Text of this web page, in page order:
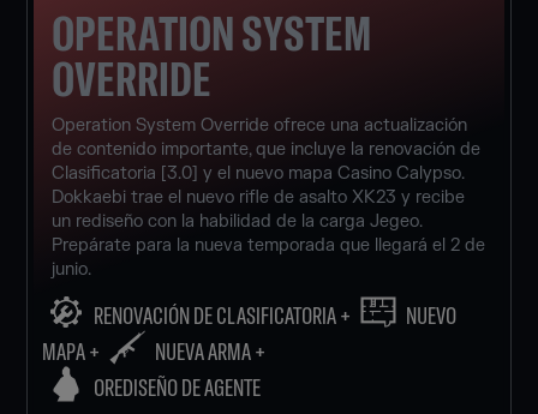
OPERATION SYSTEM
OVERRIDE
Operation System Override ofrece una actualización
de contenido importante, que incluye la renovación de
Clasificatoria [3.0] y el nuevo mapa Casino Calypso.
Dokkaebi trae el nuevo rifle de asalto XK23 y recibe
un rediseño con la habilidad de la carga Jegeo.
Prepárate para la nueva temporada que llegará el 2 de
junio.
RENOVACIÓN DE CLASIFICATORIA +
NUEVO
MAPA +
NUEVA ARMA +
OREDISEÑO DE AGENTE